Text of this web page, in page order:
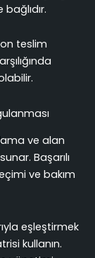
teslim
ve alan
Başarılı
ve bakım
eşleştirmek
kullanın.